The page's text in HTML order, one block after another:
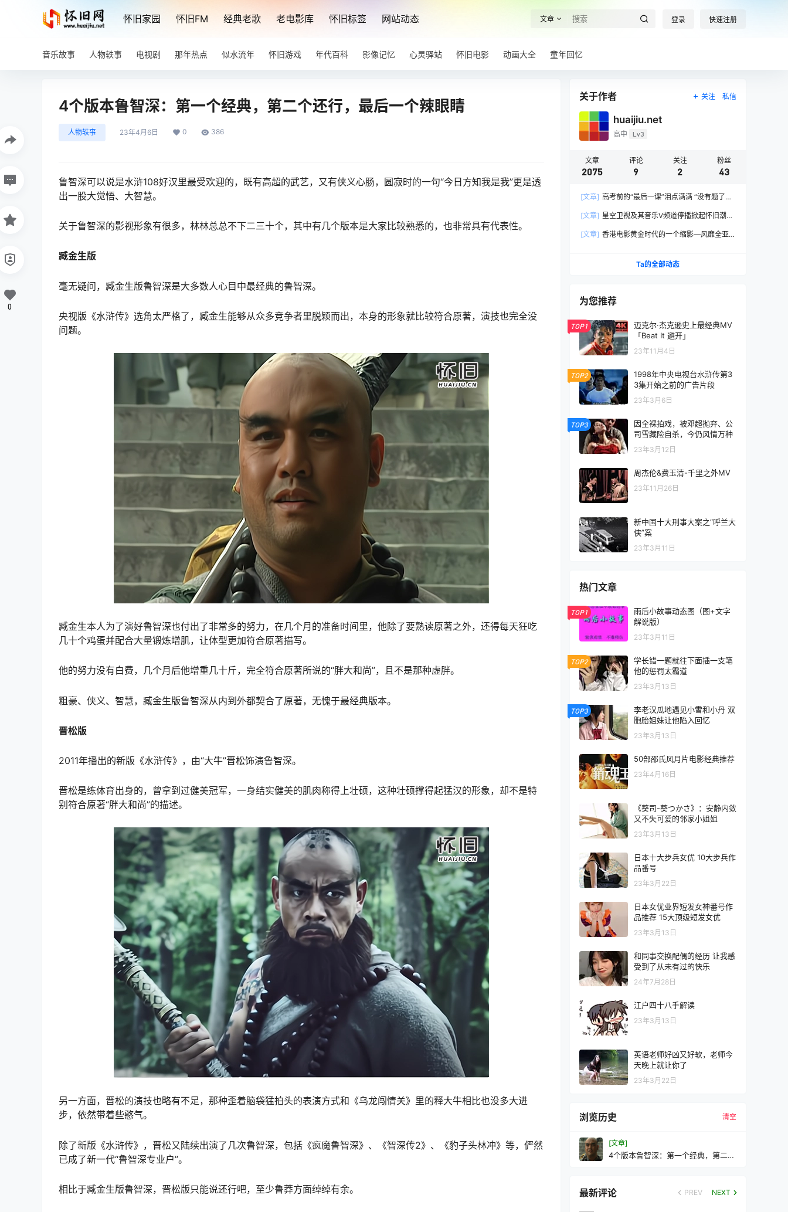
怀旧家园 怀旧FM 经典老歌 老电影库 怀旧标签 网站动态 文章 登录 快速注册
音乐故事 人物轶事 电视剧 那年热点 似水流年 怀旧游戏 年代百科 影像记忆 心灵驿站 怀旧电影 动画大全 童年回忆
4个版本鲁智深：第一个经典，第二个还行，最后一个辣眼睛
人物轶事 23年4月6日 0 386
鲁智深可以说是水浒108好汉里最受欢迎的，既有高超的武艺，又有侠义心肠，圆寂时的一句“今日方知我是我”更是透
出一股大觉悟、大智慧。
关于鲁智深的影视形象有很多，林林总总不下二三十个，其中有几个版本是大家比较熟悉的，也非常具有代表性。
臧金生版
毫无疑问，臧金生版鲁智深是大多数人心目中最经典的鲁智深。
央视版《水浒传》选角太严格了，臧金生能够从众多竞争者里脱颖而出，本身的形象就比较符合原著，演技也完全没
问题。
臧金生本人为了演好鲁智深也付出了非常多的努力，在几个月的准备时间里，他除了要熟读原著之外，还得每天狂吃
几十个鸡蛋并配合大量锻炼增肌，让体型更加符合原著描写。
他的努力没有白费，几个月后他增重几十斤，完全符合原著所说的“胖大和尚”，且不是那种虚胖。
粗豪、侠义、智慧，臧金生版鲁智深从内到外都契合了原著，无愧于最经典版本。
晋松版
2011年播出的新版《水浒传》，由“大牛”晋松饰演鲁智深。
晋松是练体育出身的，曾拿到过健美冠军，一身结实健美的肌肉称得上壮硕，这种壮硕撑得起猛汉的形象，却不是特
别符合原著“胖大和尚”的描述。
另一方面，晋松的演技也略有不足，那种歪着脑袋猛拍头的表演方式和《乌龙闯情关》里的释大牛相比也没多大进
步，依然带着些憨气。
除了新版《水浒传》，晋松又陆续出演了几次鲁智深，包括《疯魔鲁智深》、《智深传2》、《豹子头林冲》等，俨然
已成了新一代“鲁智深专业户”。
相比于臧金生版鲁智深，晋松版只能说还行吧，至少鲁莽方面绰绰有余。
0
关于作者 关注 私信
huaijiu.net
高中 Lv3
文章
2075
评论
9
关注
2
粉丝
43
[文章] 高考前的“最后一课”泪点满满 “没有题了，
高考！
[文章] 星空卫视及其音乐V频道停播掀起怀旧潮，
[文章] 香港电影黄金时代的一个缩影—风靡全亚
Ta的全部动态
为您推荐
TOP1
迈克尔·杰克逊史上最经典MV
「Beat It 避开」
23年11月4日
TOP2
1998年中央电视台水浒传第3
3集开始之前的广告片段
23年3月6日
TOP3
因全裸拍戏，被邓超抛弃、公
司雪藏险自杀，今仍风情万种
23年3月12日
周杰伦&费玉清-千里之外MV
23年11月26日
新中国十大刑事大案之“呼兰大
侠”案
23年3月11日
热门文章
TOP1
雨后小故事动态图（图+文字
解说版）
23年3月11日
TOP2
学长错一题就往下面插一支笔
他的惩罚太霸道
23年3月13日
TOP3
李老汉瓜地遇见小雪和小丹 双
胞胎姐妹让他陷入回忆
23年3月13日
50部邵氏风月片电影经典推荐
23年4月16日
《葵司-葵つかさ》：安静内敛
又不失可爱的邻家小姐姐
23年3月13日
日本十大步兵女优 10大步兵作
品番号
23年3月22日
日本女优业界短发女神番号作
品推荐 15大顶级短发女优
23年3月13日
和同事交换配偶的经历 让我感
受到了从未有过的快乐
24年7月28日
江户四十八手解读
23年3月13日
英语老师好凶又好软，老师今
天晚上就让你了
23年3月22日
浏览历史 清空
[文章]
4个版本鲁智深：第一个经典，第二个
最新评论 PREV NEXT